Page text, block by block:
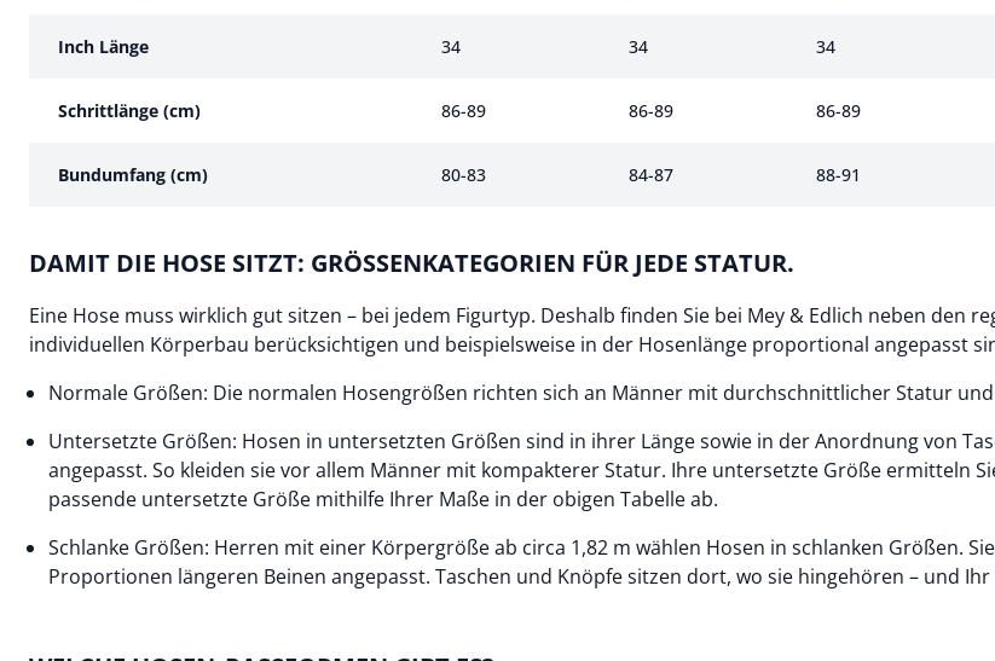
Inch Länge 34 34 34
Schrittlänge (cm) 86-89 86-89 86-89
Bundumfang (cm) 80-83 84-87 88-91
DAMIT DIE HOSE SITZT: GRÖSSENKATEGORIEN FÜR JEDE STATUR.
Eine Hose muss wirklich gut sitzen – bei jedem Figurtyp. Deshalb finden Sie bei Mey & Edlich neben
individuellen Körperbau berücksichtigen und beispielsweise in der Hosenlänge proportional angepasst
Normale Größen: Die normalen Hosengrößen richten sich an Männer mit durchschnittlicher Statur
Untersetzte Größen: Hosen in untersetzten Größen sind in ihrer Länge sowie in der Anordnung von
angepasst. So kleiden sie vor allem Männer mit kompakterer Statur. Ihre untersetzte Größe ermitteln
passende untersetzte Größe mithilfe Ihrer Maße in der obigen Tabelle ab.
Schlanke Größen: Herren mit einer Körpergröße ab circa 1,82 m wählen Hosen in schlanken Größen.
Proportionen längeren Beinen angepasst. Taschen und Knöpfe sitzen dort, wo sie hingehören – und